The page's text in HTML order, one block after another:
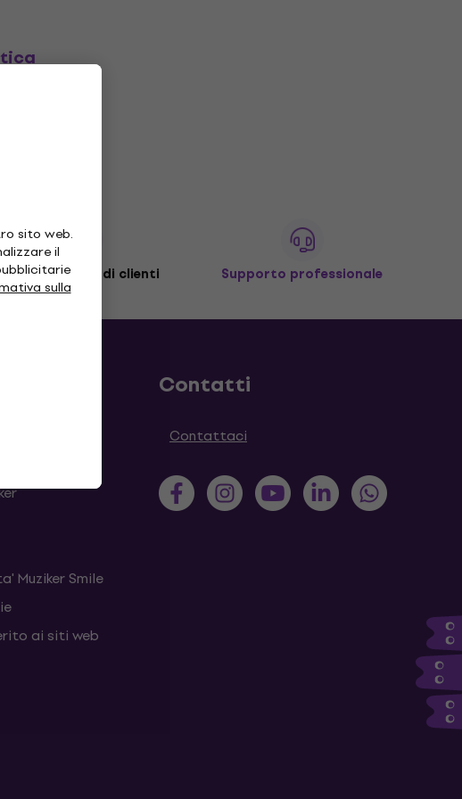
sito web.
il
sulla
Oltre 3 milioni di clienti Supporto professionale
Muziker Smile
ai siti web
Contatti
Contattaci